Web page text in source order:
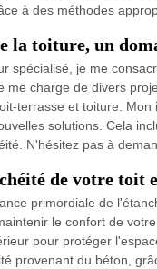
à des méthodes
la toiture, un
spécialisé, je me
me charge de divers
terrasse et toiture.
solutions. Cela
N'hésitez pas à
de votre toit
primordiale de
le confort de
pour protéger
provenant du béton,